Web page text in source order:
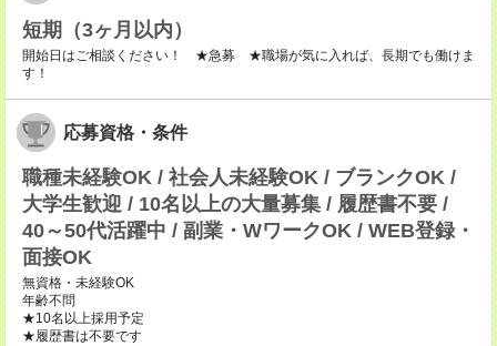
短期（3ヶ月以内）
開始日はご相談ください！ ★急募 ★職場が気に入れば、長期でも働けま
す！
応募資格・条件
職種未経験OK / 社会人未経験OK / ブランクOK /
大学生歓迎 / 10名以上の大量募集 / 履歴書不要 /
40～50代活躍中 / 副業・WワークOK / WEB登録・
面接OK
無資格・未経験OK
年齢不問
★10名以上採用予定
★履歴書は不要です